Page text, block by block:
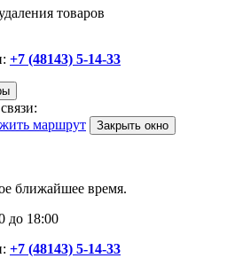
товаров
+7 (48143) 5-14-33
маршрут Закрыть окно
ближайшее время.
до 18:00
+7 (48143) 5-14-33